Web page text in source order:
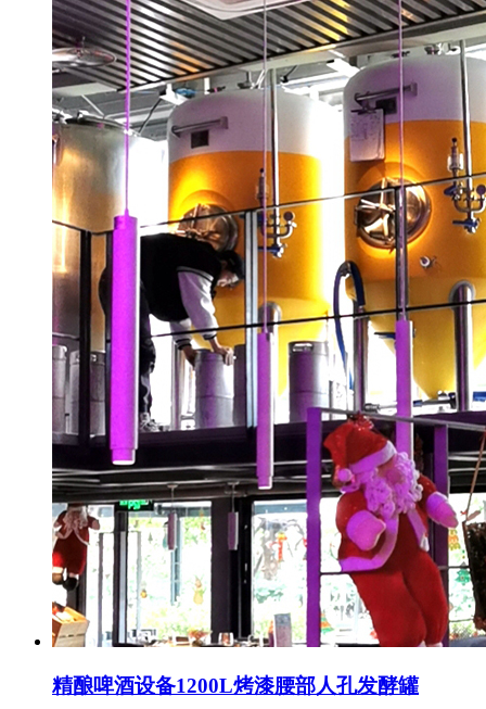
精酿啤酒设备1200L烤漆腰部人孔发酵罐